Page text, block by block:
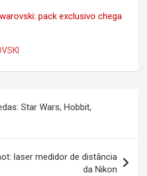
pack exclusivo chega
Star Wars, Hobbit,
laser medidor de distância
da Nikon